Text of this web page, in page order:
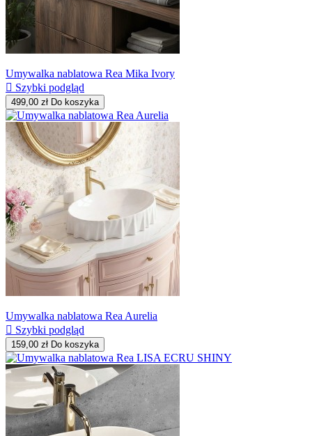
Umywalka nablatowa Rea Mika Ivory
 Szybki podgląd
499,00 zł Do koszyka
Umywalka nablatowa Rea Aurelia
 Szybki podgląd
159,00 zł Do koszyka